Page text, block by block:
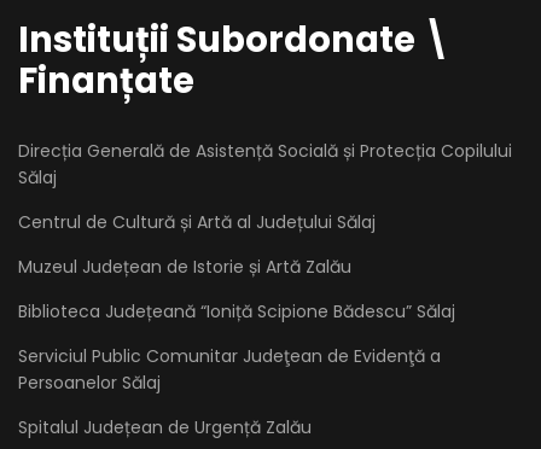
Instituții Subordonate \
Finanțate
Direcția Generală de Asistență Socială și Protecția Copilului
Sălaj
Centrul de Cultură și Artă al Județului Sălaj
Muzeul Județean de Istorie și Artă Zalău
Biblioteca Județeană “Ioniță Scipione Bădescu” Sălaj
Serviciul Public Comunitar Judeţean de Evidenţă a
Persoanelor Sălaj
Spitalul Județean de Urgență Zalău